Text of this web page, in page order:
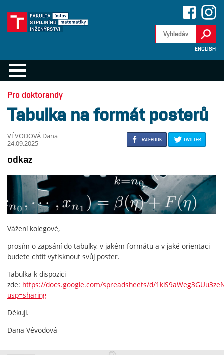
ENGLISH
Pro doktorandy
Tabulka na formát posterů
FACEBOOK TWITTER
VÉVODOVÁ Dana
24.09.2025
odkaz
Vážení kolegové,
prosím o zapsání do tabulky, v jakém formátu a v jaké orientaci
budete chtít vytisknout svůj poster.
Tabulka k dispozici
zde: https://docs.google.com/spreadsheets/d/
usp=sharing
Děkuji.
Dana Vévodová